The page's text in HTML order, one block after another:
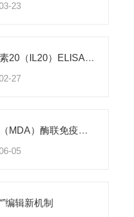
23
大鼠白介素20（IL20）ELISA试剂盒
27
人丙二醛（MDA）酶联免疫分析试剂盒使用说明书
05
编辑新机制